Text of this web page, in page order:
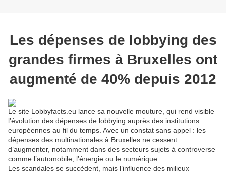
Les dépenses de lobbying des
grandes firmes à Bruxelles ont
augmenté de 40% depuis 2012
Le site Lobbyfacts.eu lance sa nouvelle mouture, qui rend visible
l’évolution des dépenses de lobbying auprès des institutions
européennes au fil du temps. Avec un constat sans appel : les
dépenses des multinationales à Bruxelles ne cessent
d’augmenter, notamment dans des secteurs sujets à controverse
comme l’automobile, l’énergie ou le numérique.
Les scandales se succèdent, mais l’influence des milieux